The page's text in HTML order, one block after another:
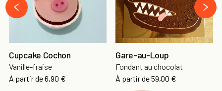
Cupcake Cochon
Vanille-fraise
À partir de6,90 €
Gare-au-Loup
Fondant au chocolat
À partir de59,00 €
‹
›